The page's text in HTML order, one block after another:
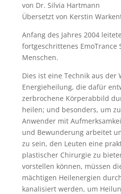
von Dr. Silvia Hartmann
Übersetzt von Kerstin
Anfang des Jahres 2004
fortgeschrittenes EmoTrance
Menschen.
Dies ist eine Technik aus der
Energieheilung, die dafür
zerbrochene Körperabbild
heilen; und besonders, um
Anwender mit
und Bewunderung arbeitet
zu sein, den Leuten eine
plastischer Chirurgie zu
vorstellen können, müssen
mächtigen Heilenergien
kanalisiert werden, um